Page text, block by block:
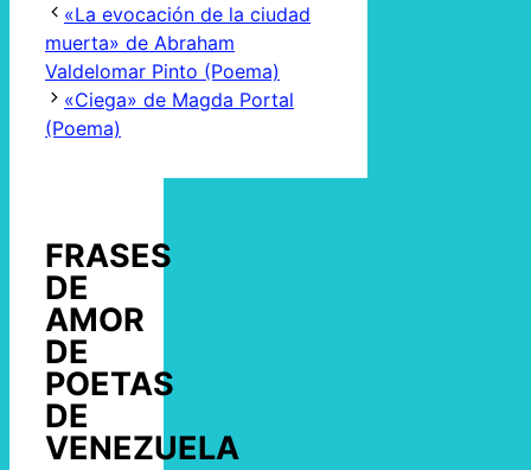
«La evocación de la ciudad
muerta» de Abraham
Valdelomar Pinto (Poema)
«Ciega» de Magda Portal
(Poema)
FRASES
DE
AMOR
DE
POETAS
DE
VENEZUELA